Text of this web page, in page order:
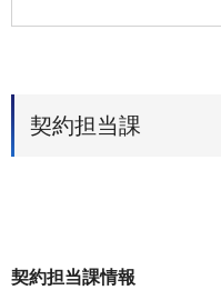
契約担当課
契約担当課情報